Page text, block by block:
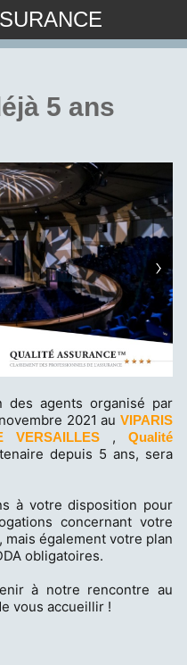
5 ans
des agents organisé par
2021 au VIPARIS
VERSAILLES
,
Qualité
depuis 5 ans, sera
à votre disposition pour
concernant votre
également votre plan
obligatoires.
à notre rencontre au
vous accueillir !